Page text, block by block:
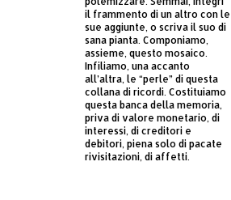
il frammento di un altro con le
sue aggiunte, o scriva il suo di
sana pianta. Componiamo,
assieme, questo mosaico.
Infiliamo, una accanto
all’altra, le “perle” di questa
collana di ricordi. Costituiamo
questa banca della memoria,
priva di valore monetario, di
interessi, di creditori e
debitori, piena solo di pacate
rivisitazioni, di affetti.